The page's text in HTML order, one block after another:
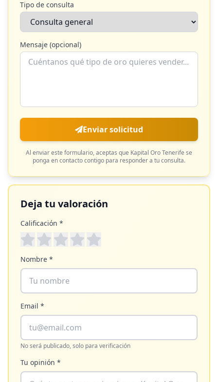
Tipo de consulta
Mensaje (opcional)
Enviar solicitud
Al enviar este formulario, aceptas que Kapital Oro Tenerife se
ponga en contacto contigo para responder a tu consulta.
Deja tu valoración
Calificación *
Nombre *
Email *
No será publicado, solo para verificación
Tu opinión *